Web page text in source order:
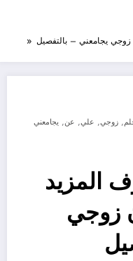
يجامعني – بالتفصيل
, زوجي, علي, عن, يجامعني
المزيد
زوجي